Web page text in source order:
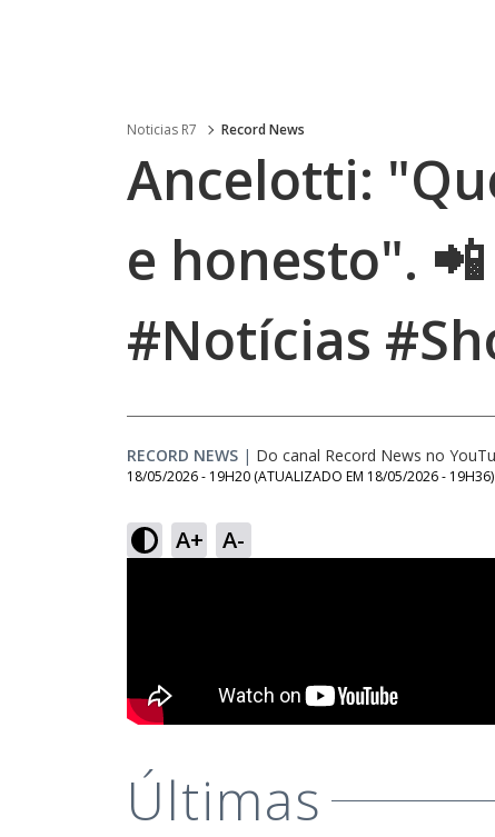
Noticias R7 Record News
Ancelotti:
e honesto".
#Notícias
RECORD NEWS | Do canal Record News no
18/05/2026 - 19H20 (ATUALIZADO EM 18/05/2026 - 19H36)
A+ A-
Últimas